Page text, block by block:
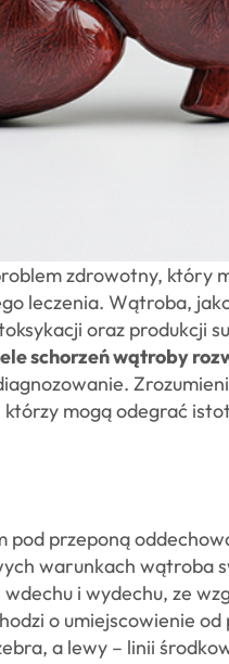
zdrowotny, który
leczenia. Wątroba,
oraz produkcji
schorzeń wątroby
mogą odegrać
przeponą
warunkach wątroba
i wydechu, ze
o umiejscowienie
a lewy – linii